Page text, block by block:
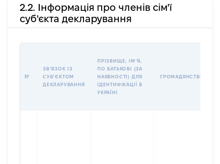
2.2. Інформація про членів сім'ї
суб'єкта декларування
№
ЗВʼЯЗОК ІЗ
СУБʼЄКТОМ
ДЕКЛАРУВАННЯ
ПРІЗВИЩЕ, ІМʼЯ,
ПО БАТЬКОВІ (ЗА
НАЯВНОСТІ) ДЛЯ
ІДЕНТИФІКАЦІЇ В
УКРАЇНІ
ГРОМАДЯНСТВО